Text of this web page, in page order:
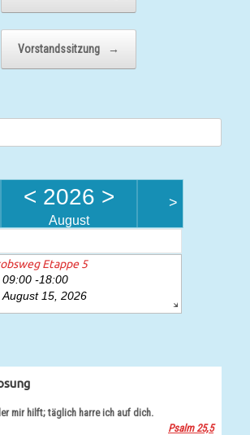
Vorstandssitzung →
< 2026 >
August
>
Etappe 5
09:00 -18:00
August 15, 2026
mir hilft; täglich harre ich auf dich.
Psalm 25,5